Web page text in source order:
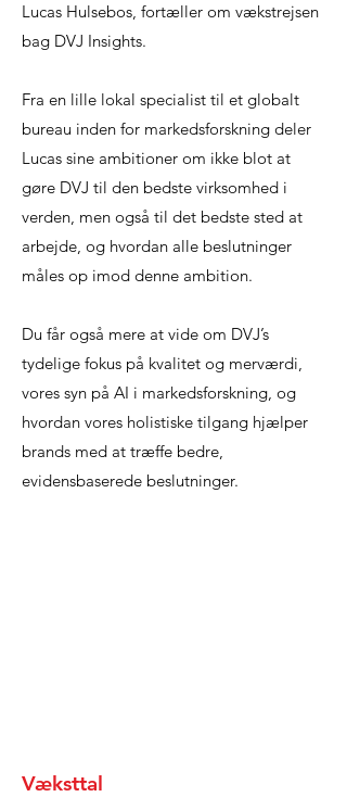
Lucas Hulsebos, fortæller om vækstrejsen
bag DVJ Insights.
Fra en lille lokal specialist til et globalt
bureau inden for markedsforskning deler
Lucas sine ambitioner om ikke blot at
gøre DVJ til den bedste virksomhed i
verden, men også til det bedste sted at
arbejde, og hvordan alle beslutninger
måles op imod denne ambition.
Du får også mere at vide om DVJ’s
tydelige fokus på kvalitet og merværdi,
vores syn på AI i markedsforskning, og
hvordan vores holistiske tilgang hjælper
brands med at træffe bedre,
evidensbaserede beslutninger.
Væksttal